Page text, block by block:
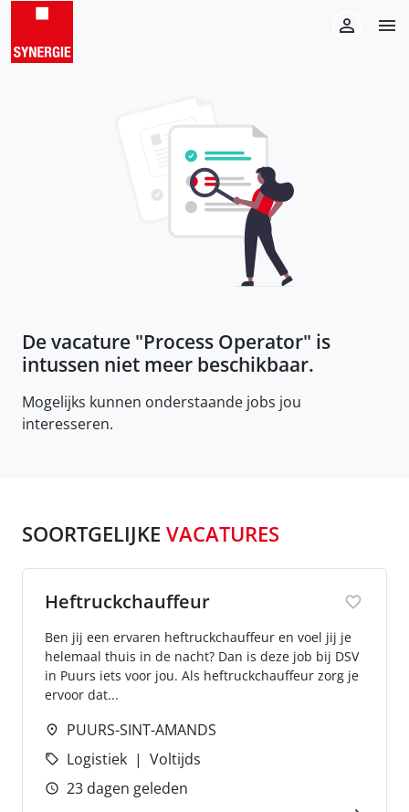
De vacature "Process Operator" is
intussen niet meer beschikbaar.
Mogelijks kunnen onderstaande jobs jou
interesseren.
SOORTGELIJKE VACATURES
Heftruckchauffeur
Ben jij een ervaren heftruckchauffeur en voel jij je
helemaal thuis in de nacht? Dan is deze job bij DSV
in Puurs iets voor jou. Als heftruckchauffeur zorg je
ervoor dat...
PUURS-SINT-AMANDS
Logistiek
Voltijds
23 dagen geleden